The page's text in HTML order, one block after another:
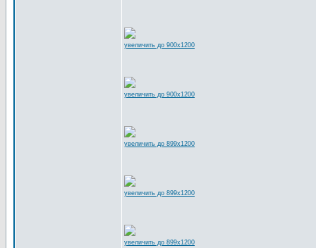
увеличить до 900x1200
увеличить до 900x1200
увеличить до 899x1200
увеличить до 899x1200
увеличить до 899x1200